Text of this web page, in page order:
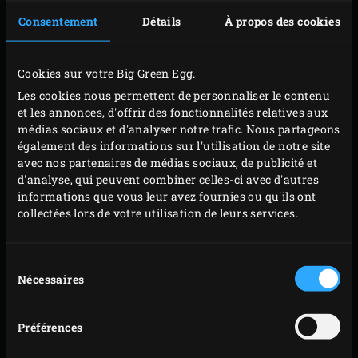
Consentement Détails À propos des cookies
Cookies sur votre Big Green Egg.
Les cookies nous permettent de personnaliser le contenu
et les annonces, d'offrir des fonctionnalités relatives aux
médias sociaux et d'analyser notre trafic. Nous partageons
également des informations sur l'utilisation de notre site
avec nos partenaires de médias sociaux, de publicité et
d'analyse, qui peuvent combiner celles-ci avec d'autres
informations que vous leur avez fournies ou qu'ils ont
collectées lors de votre utilisation de leurs services.
duNécessaires
Préférences
sur toutes leurs faces, jusqu’à ce qu’ils soient bien
soient bien dorés, ajoutez les moitiés de tête d’ail et
les brins de romarin, d’origan et de thym. Faites
attention à ne pas brûler les herbes aromatiques.
Retirez les jarrets d’agneau, l’ail et les herbes
aromatiques de l’EGG et placez-les dans lefaitout en
fonte. Retirez la grille en fonte et placez la grille en
acier inoxydable dans l’EGG. Ajoutez les moitiés de
et incorporez le bouillon et le vin rouge. Placez la
et attendez que le liquide soit proche de l’ébullition.
Retirez la casserole et la grille de l’EGG, placez le